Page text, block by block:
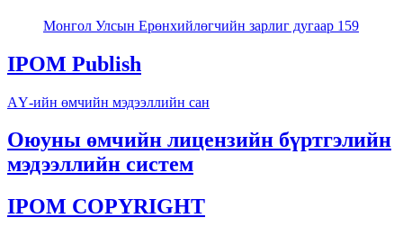
Монгол Улсын Ерөнхийлөгчийн зарлиг дугаар 159
IPOM Publish
АҮ-ийн өмчийн мэдээллийн сан
Оюуны өмчийн лицензийн бүртгэлийн
мэдээллийн систем
IPOM COPYRIGHT